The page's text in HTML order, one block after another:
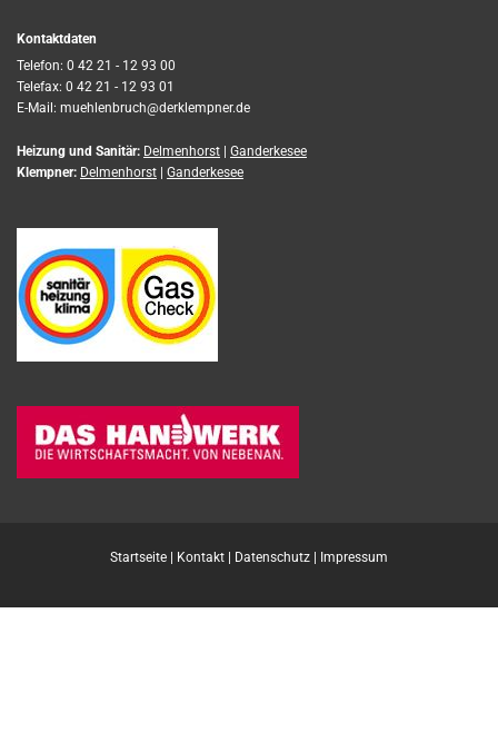
Kontaktdaten
Telefon: 0 42 21 - 12 93 00
Telefax: 0 42 21 - 12 93 01
E-Mail: muehlenbruch@derklempner.de
Heizung und Sanitär: Delmenhorst
Ganderkesee
Klempner: Delmenhorst Ganderkesee
Startseite Kontakt Datenschutz Impressum